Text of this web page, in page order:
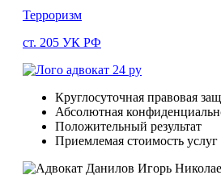
Терроризм
ст. 205 УК РФ
Круглосуточная правовая
Абсолютная
Положительный результат
Приемлемая стоимость услуг